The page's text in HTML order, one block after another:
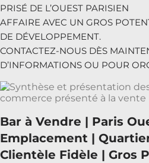
PRISÉ DE L’OUEST PARISIEN
AFFAIRE AVEC UN GROS
DE DÉVELOPPEMENT.
CONTACTEZ-NOUS DÈS
D’INFORMATIONS OU POUR
Bar à Vendre | Paris
Emplacement |
Clientèle Fidèle | Gros